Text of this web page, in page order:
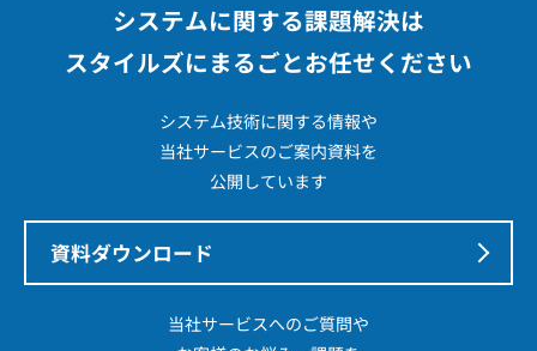
システムに関する課題解決は
スタイルズにまるごとお任せください
システム技術に関する情報や
当社サービスのご案内資料を
公開しています
資料ダウンロード
当社サービスへのご質問や